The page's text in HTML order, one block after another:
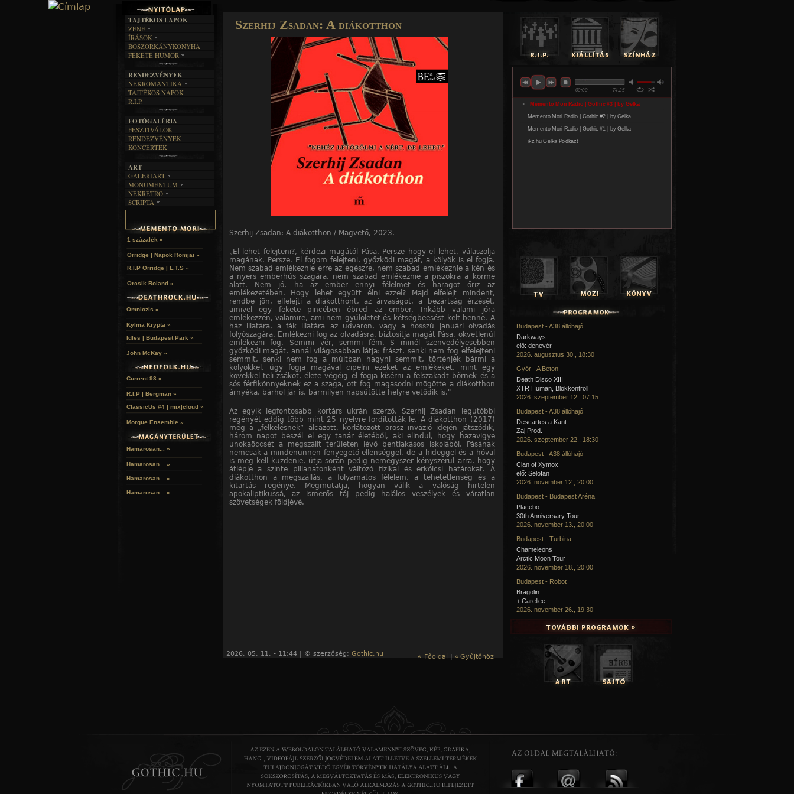
Szerhij Zsadan: A ​diákotthon
Szerhij Zsadan: A ​diákotthon / Magvető, 2023.
„El lehet felejteni?, kérdezi magától Pása. Persze hogy el lehet, válaszolja
magának. Persze. El fogom felejteni, győzködi magát, a kölyök is el fogja.
Nem szabad emlékeznie erre az egészre, nem szabad emlékeznie a kén és
a nyers emberhús szagára, nem szabad emlékeznie a piszokra a körme
alatt. Nem jó, ha az ember ennyi félelmet és haragot őriz az
emlékezetében. Hogy lehet együtt élni ezzel? Majd elfelejt mindent,
rendbe jön, elfelejti a diákotthont, az árvaságot, a bezártság érzését,
amivel egy fekete pincében ébred az ember. Inkább valami jóra
emlékezzen, valamire, ami nem gyűlöletet és kétségbeesést kelt benne. A
ház illatára, a fák illatára az udvaron, vagy a hosszú januári olvadás
folyószagára. Emlékezni fog az olvadásra, biztosítja magát Pása, okvetlenül
emlékezni fog. Semmi vér, semmi fém. S minél szenvedélyesebben
győzködi magát, annál világosabban látja: frászt, senki nem fog elfelejteni
semmit, senki nem fog a múltban hagyni semmit, történjék bármi a
kölyökkel, úgy fogja magával cipelni ezeket az emlékeket, mint egy
kövekkel teli zsákot, élete végéig el fogja kísérni a felszakadt bőrnek és a
sós férfikönnyeknek ez a szaga, ott fog magasodni mögötte a diákotthon
árnyéka, bárhol jár is, bármilyen napsütötte helyre vetődik is."
Az egyik legfontosabb kortárs ukrán szerző, Szerhij Zsadan legutóbbi
regényét eddig több mint 25 nyelvre fordították le. A diákotthon (2017)
még a „felkelésnek” álcázott, korlátozott orosz invázió idején játszódik,
három napot beszél el egy tanár életéből, aki elindul, hogy hazavigye
unokaöccsét a megszállt területen lévő bentlakásos iskolából. Pásának
nemcsak a mindenünnen fenyegető ellenséggel, de a hideggel és a hóval
is meg kell küzdenie, útja során pedig nemegyszer kényszerül arra, hogy
átlépje a szinte pillanatonként változó fizikai és erkölcsi határokat. A
diákotthon a megszállás, a folyamatos félelem, a tehetetlenség és a
kitartás regénye. Megmutatja, hogyan válik a valóság hirtelen
apokaliptikussá, az ismerős táj pedig halálos veszélyek és váratlan
szövetségek földjévé.
2026. 05. 11. - 11:44 | © szerzőség: Gothic.hu « Főoldal | « Gyűjtőhöz
TAJTÉKOS LAPOK
ZENE
EGYÜTTESEK
INTERJÚK
FORDÍTÁSOK
DALSZÖVEGEK
ÍRÁSOK
IRODALOM
FILM
MŰVÉSZET
ÍRÁSTÖRTÉNET
BOSZORKÁNYKONYHA
FEKETE HUMOR
SZÖVEGES
RENDEZVÉNYEK
NEKROMANTIKA
AKTUÁLIS
A MÚLT
TAJTÉKOS NAPOK
R.I.P.
FOTÓGALÉRIA
FESZTIVÁLOK
RENDEZVÉNYEK
KONCERTEK
ART
GALERIART
ARTGALERI
KÉPREGÉNYEK
LAKÁSKULTS
MONUMENTUM
TEMETŐK
TEMPLOMOK
HELYEK
NEKRETRO
SZUBKULT
RELIKVIÁK
SCRIPTA
NOVELLÁK
HALÁLTÁNC
1 százalék »
Orridge | Napok Romjai »
R.I.P Orridge | L.T.S »
Orcsik Roland »
Omniozis »
Kylmä Krypta »
Idles | Budapest Park »
John McKay »
Current 93 »
R.I.P | Bergman »
ClassicUs #4 | mix|cloud »
Morgue Ensemble »
Hamarosan... »
Hamarosan... »
Hamarosan... »
Hamarosan... »
Budapest - A38 állóhajó
Darkways
elő: denevér
2026. augusztus 30., 18:30
Győr - A Beton
Death Disco XIII
XTR Human, Blokkontroll
2026. szeptember 12., 07:15
Budapest - A38 állóhajó
Descartes a Kant
Zaj Prod.
2026. szeptember 22., 18:30
Budapest - A38 állóhajó
Clan of Xymox
elő: Selofan
2026. november 12., 20:00
Budapest - Budapest Aréna
Placebo
30th Anniversary Tour
2026. november 13., 20:00
Budapest - Turbina
Chameleons
Arctic Moon Tour
2026. november 18., 20:00
Budapest - Robot
Bragolin
+ Carellee
2026. november 26., 19:30